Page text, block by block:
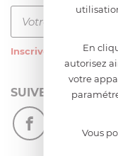
Inscrivez-vous à
SUIVEZ-NOUS
En
autorisez
votre
Vous